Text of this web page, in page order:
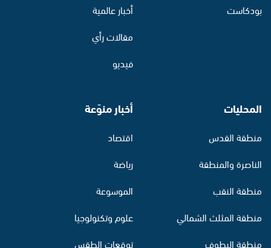
بودكاست
أخبار عالمية
مقالات رأي
فيديو
المحليات
منطقة القدس
الناصرة والمنطقة
منطقة النقب
منطقة المثلث الشمالي
منطقة البطوف
أخبار منوّعة
اقتصاد
رياضة
الموسوعة
علوم وتكنولوجيا
توقعات الطقس